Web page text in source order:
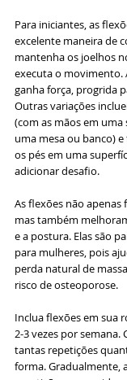
Para iniciantes, as
excelente maneira de
mantenha os joelhos
executa o movimento.
ganha força, progrida
Outras variações
(com as mãos em
uma mesa ou banco)
os pés em uma
adicionar desafio.
As flexões não
mas também
e a postura. Elas são
para mulheres, pois
perda natural de
risco de osteoporose.
Inclua flexões em sua
2-3 vezes por semana.
tantas repetições
forma. Gradualmente,